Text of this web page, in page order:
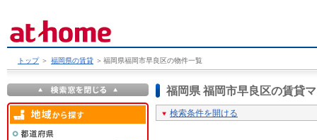
トップ ＞ 福岡県の賃貸 ＞ 福岡県福岡市早良区の物件一覧
福岡県 福岡市早良区の賃貸
検索条件を開ける